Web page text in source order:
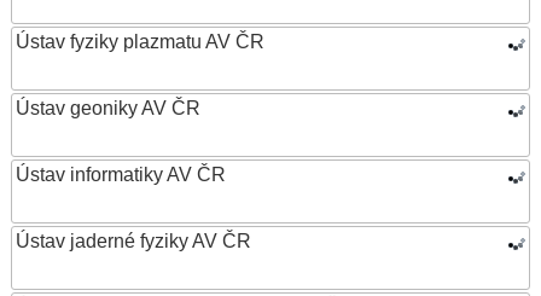
Ústav fyziky plazmatu AV ČR
Ústav geoniky AV ČR
Ústav informatiky AV ČR
Ústav jaderné fyziky AV ČR